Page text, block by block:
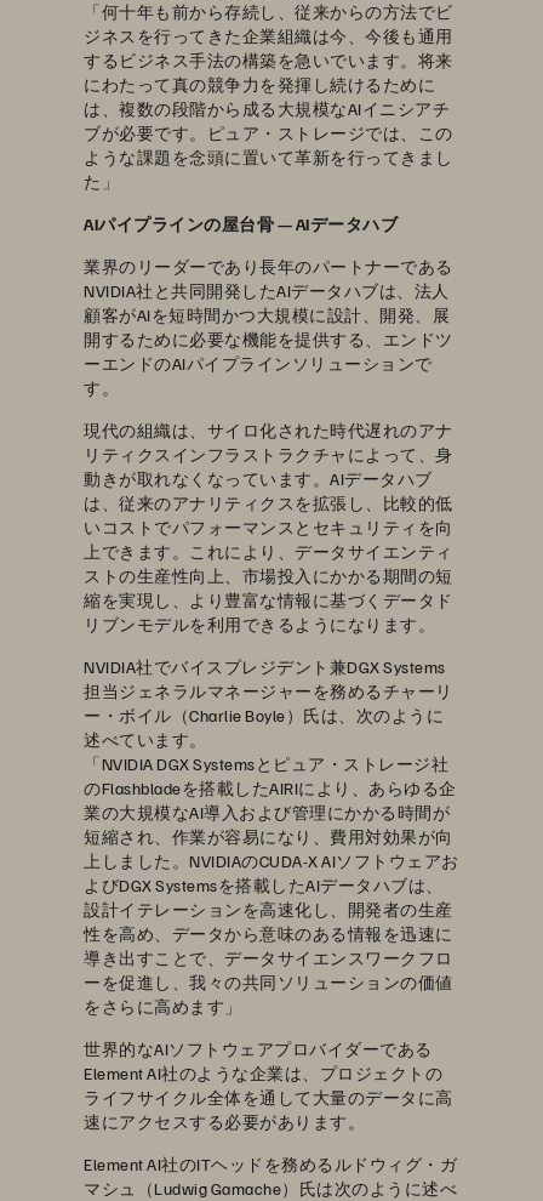
「何十年も前から存続し、従来からの方法でビ
ジネスを行ってきた企業組織は今、今後も通用
するビジネス手法の構築を急いでいます。将来
にわたって真の競争力を発揮し続けるために
は、複数の段階から成る大規模なAIイニシアチ
ブが必要です。ピュア・ストレージでは、この
ような課題を念頭に置いて革新を行ってきまし
た」
AIパイプラインの屋台骨 — AIデータハブ
業界のリーダーであり長年のパートナーである
NVIDIA社と共同開発したAIデータハブは、法人
顧客がAIを短時間かつ大規模に設計、開発、展
開するために必要な機能を提供する、エンドツ
ーエンドのAIパイプラインソリューションで
す。
現代の組織は、サイロ化された時代遅れのアナ
リティクスインフラストラクチャによって、身
動きが取れなくなっています。AIデータハブ
は、従来のアナリティクスを拡張し、比較的低
いコストでパフォーマンスとセキュリティを向
上できます。これにより、データサイエンティ
ストの生産性向上、市場投入にかかる期間の短
縮を実現し、より豊富な情報に基づくデータド
リブンモデルを利用できるようになります。
NVIDIA社でバイスプレジデント兼DGX Systems
担当ジェネラルマネージャーを務めるチャーリ
ー・ボイル（Charlie Boyle）氏は、次のように
述べています。
「NVIDIA DGX Systemsとピュア・ストレージ社
のFlashbladeを搭載したAIRIにより、あらゆる企
業の大規模なAI導入および管理にかかる時間が
短縮され、作業が容易になり、費用対効果が向
上しました。NVIDIAのCUDA-X AIソフトウェアお
よびDGX Systemsを搭載したAIデータハブは、
設計イテレーションを高速化し、開発者の生産
性を高め、データから意味のある情報を迅速に
導き出すことで、データサイエンスワークフロ
ーを促進し、我々の共同ソリューションの価値
をさらに高めます」
世界的なAIソフトウェアプロバイダーである
Element AI社のような企業は、プロジェクトの
ライフサイクル全体を通して大量のデータに高
速にアクセスする必要があります。
Element AI社のITヘッドを務めるルドウィグ・ガ
マシュ（Ludwig Gamache）氏は次のように述べ